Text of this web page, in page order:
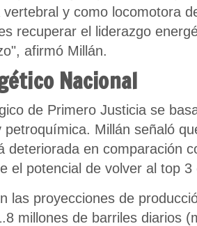
y como locomotora
recuperar el liderazgo
afirmó Millán.
Nacional
de Primero Justicia se
petroquímica. Millán señaló
deteriorada en comparación
el potencial de volver al top
las proyecciones de
millones de barriles diarios